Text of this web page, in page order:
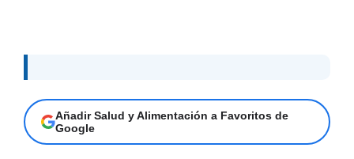
Añadir Salud y Alimentación a Favoritos de
Google